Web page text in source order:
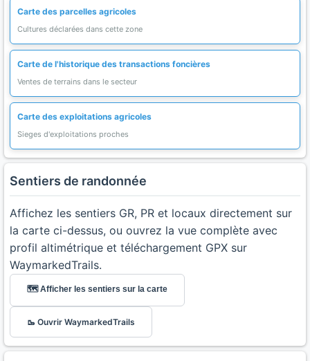
Carte des parcelles agricoles
Cultures déclarées dans cette zone
Carte de l'historique des transactions foncières
Ventes de terrains dans le secteur
Carte des exploitations agricoles
Sieges d'exploitations proches
Sentiers de randonnée
Affichez les sentiers GR, PR et locaux directement sur
la carte ci-dessus, ou ouvrez la vue complète avec
profil altimétrique et téléchargement GPX sur
WaymarkedTrails.
🗺️ Afficher les sentiers sur la carte
🥾 Ouvrir WaymarkedTrails